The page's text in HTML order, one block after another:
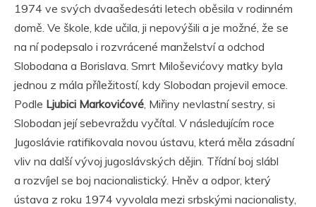
1974 ve svých dvaašedesáti letech oběsila v rodinném
domě. Ve škole, kde učila, ji nepovýšili a je možné, že se
na ní podepsalo i rozvrácené manželství a odchod
Slobodana a Borislava. Smrt Miloševićovy matky byla
jednou z mála příležitostí, kdy Slobodan projevil emoce.
Podle Ljubici Markovićové , Miřiny nevlastní sestry, si
Slobodan její sebevraždu vyčítal. V následujícím roce
Jugoslávie ratifikovala novou ústavu, která měla zásadní
vliv na další vývoj jugoslávských dějin. Třídní boj slábl
a rozvíjel se boj nacionalistický. Hněv a odpor, který
ústava z roku 1974 vyvolala mezi srbskými nacionalisty,